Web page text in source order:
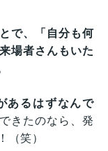
で、「自分も何
場者さんもいた
あるはずなんで
きたのなら、発
（笑）